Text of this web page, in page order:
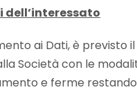
dell’interessato
ai Dati, è previsto
Società con le
e ferme